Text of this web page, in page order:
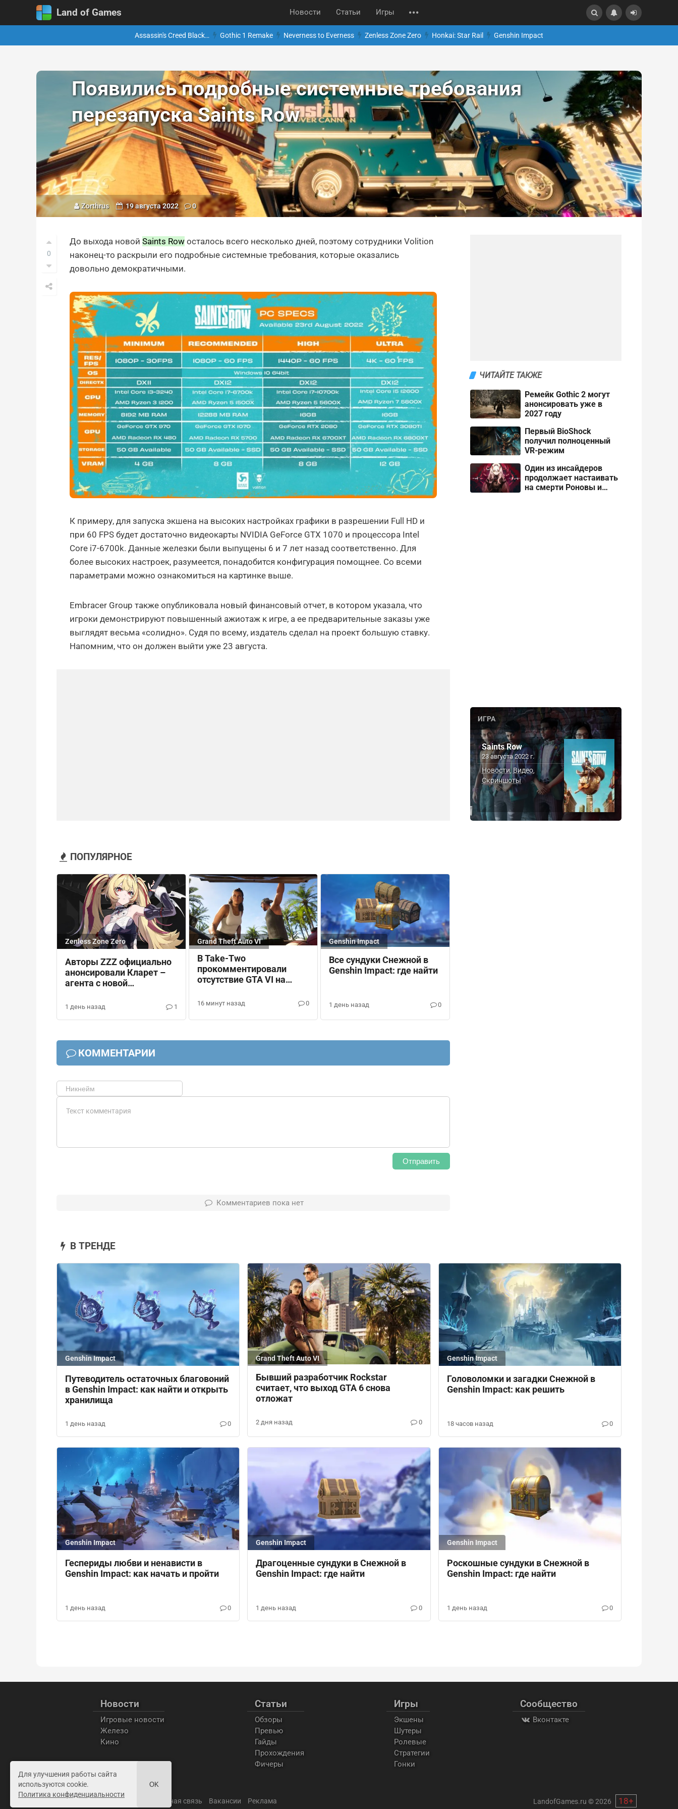
Land of Games Новости Статьи Игры
Assassin's Creed Black… Gothic 1 Remake Neverness to Everness Zenless Zone Zero Honkai: Star Rail Genshin Impact
Появились подробные системные требования
перезапуска Saints Row
Zorthrus 19 августа 2022 0
0
До выхода новой Saints Row осталось всего несколько дней, поэтому сотрудники Volition
наконец-то раскрыли его подробные системные требования, которые оказались
довольно демократичными.
К примеру, для запуска экшена на высоких настройках графики в разрешении Full HD и
при 60 FPS будет достаточно видеокарты NVIDIA GeForce GTX 1070 и процессора Intel
Core i7-6700k. Данные железки были выпущены 6 и 7 лет назад соответственно. Для
более высоких настроек, разумеется, понадобится конфигурация помощнее. Со всеми
параметрами можно ознакомиться на картинке выше.
Embracer Group также опубликовала новый финансовый отчет, в котором указала, что
игроки демонстрируют повышенный ажиотаж к игре, а ее предварительные заказы уже
выглядят весьма «солидно». Судя по всему, издатель сделал на проект большую ставку.
Напомним, что он должен выйти уже 23 августа.
ЧИТАЙТЕ ТАКЖЕ
Ремейк Gothic 2 могут
анонсировать уже в
2027 году
Первый BioShock
получил полноценный
VR-режим
Один из инсайдеров
продолжает настаивать
на смерти Роновы и
ИГРА
Saints Row
23 августа 2022 г.
Новости Видео
Скриншоты
ПОПУЛЯРНОЕ
Zenless Zone Zero
Авторы ZZZ официально
анонсировали Кларет –
агента с новой
1 день назад 1
Grand Theft Auto VI
В Take-Two
прокомментировали
отсутствие GTA VI на
16 минут назад 0
Genshin Impact
Все сундуки Снежной в
Genshin Impact: где найти
1 день назад 0
КОММЕНТАРИИ
Отправить
Комментариев пока нет
В ТРЕНДЕ
Genshin Impact
Путеводитель остаточных благовоний
в Genshin Impact: как найти и открыть
хранилища
1 день назад 0
Grand Theft Auto VI
Бывший разработчик Rockstar
считает, что выход GTA 6 снова
отложат
2 дня назад 0
Genshin Impact
Головоломки и загадки Снежной в
Genshin Impact: как решить
18 часов назад 0
Genshin Impact
Геспериды любви и ненависти в
Genshin Impact: как начать и пройти
1 день назад 0
Genshin Impact
Драгоценные сундуки в Снежной в
Genshin Impact: где найти
1 день назад 0
Genshin Impact
Роскошные сундуки в Снежной в
Genshin Impact: где найти
1 день назад 0
Для улучшения работы сайта
используются cookie.
Политика конфиденциальности
OK
Новости
Игровые новости
Железо
Кино
Статьи
Обзоры
Превью
Гайды
Прохождения
Фичеры
Игры
Экшены
Шутеры
Ролевые
Стратегии
Гонки
Сообщество
Вконтакте
Пользовательское соглашение Обратная связь Вакансии Реклама LandofGames.ru ©2026 18+